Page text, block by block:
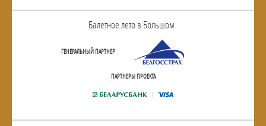
Балетное лето в Большом
ГЕНЕРАЛЬНЫЙ ПАРТНЕР
ПАРТНЕРЫ ПРОЕКТА